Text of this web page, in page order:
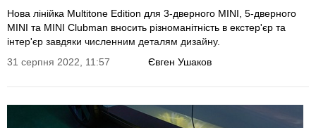
Нова лінійка Multitone Edition для 3-дверного MINI, 5-дверного
MINI та MINI Clubman вносить різноманітність в екстер'єр та
інтер'єр завдяки численним деталям дизайну.
Євген Ушаков
31 серпня 2022, 11:57